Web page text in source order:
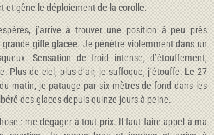
et gêne le déploiement de la corolle.
j’arrive à trouver une position à peu près
grande gifle glacée. Je pénètre violemment dans un
Sensation de froid intense, d’étouffement,
Plus de ciel, plus d’air, je suffoque, j’étouffe. Le 27
matin, je patauge par six mètres de fond dans les
des glaces depuis quinze jours à peine.
: me dégager à tout prix. Il faut faire appel à ma